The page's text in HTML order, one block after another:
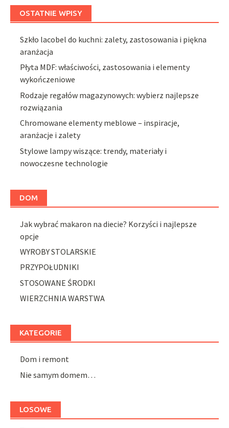
OSTATNIE WPISY
Szkło lacobel do kuchni: zalety, zastosowania i piękna
aranżacja
Płyta MDF: właściwości, zastosowania i elementy
wykończeniowe
Rodzaje regałów magazynowych: wybierz najlepsze
rozwiązania
Chromowane elementy meblowe – inspiracje,
aranżacje i zalety
Stylowe lampy wiszące: trendy, materiały i
nowoczesne technologie
DOM
Jak wybrać makaron na diecie? Korzyści i najlepsze
opcje
WYROBY STOLARSKIE
PRZYPOŁUDNIKI
STOSOWANE ŚRODKI
WIERZCHNIA WARSTWA
KATEGORIE
Dom i remont
Nie samym domem…
LOSOWE